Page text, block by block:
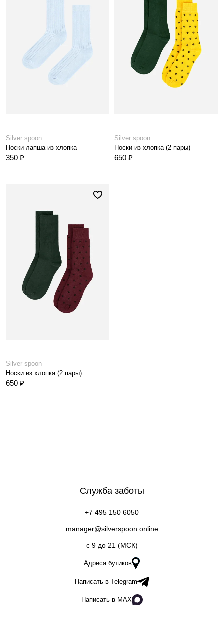
Silver spoon
Носки лапша из хлопка
350 ₽
Silver spoon
Носки из хлопка (2 пары)
650 ₽
Silver spoon
Носки из хлопка (2 пары)
650 ₽
Служба заботы
+7 495 150 6050
manager@silverspoon.online
c 9 до 21 (МСК)
Адреса бутиков
Написать в Telegram
Написать в MAX